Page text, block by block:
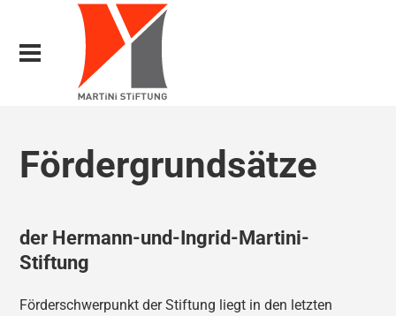
Fördergrundsätze
der Hermann-und-Ingrid-Martini-
Stiftung
Förderschwerpunkt der Stiftung liegt in den letzten